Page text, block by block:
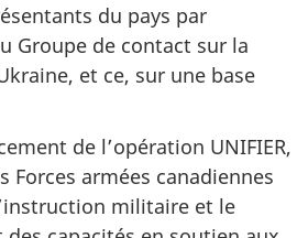
du pays par
Groupe de contact sur la
et ce, sur une base
de l’opération UNIFIER,
Forces armées canadiennes
militaire et le